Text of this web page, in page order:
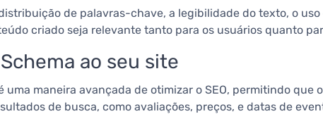
de palavras-chave, a legibilidade do texto, o
criado seja relevante tanto para os usuários quanto
ao seu site
uma maneira avançada de otimizar o SEO, permitindo
de busca, como avaliações, preços, e datas de